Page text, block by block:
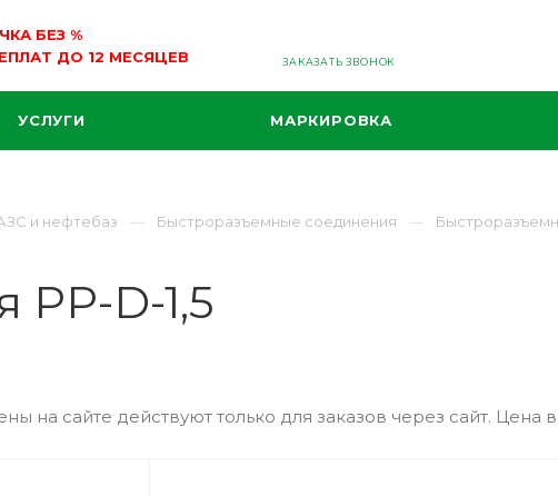
БЕЗ %
ДО 12 МЕСЯЦЕВ
ЗАКАЗАТЬ ЗВОНОК
УСЛУГИ МАРКИРОВКА
и нефтебаз Быстроразъемные соединения
D-1,5
на сайте действуют только для заказов через сайт. Цена